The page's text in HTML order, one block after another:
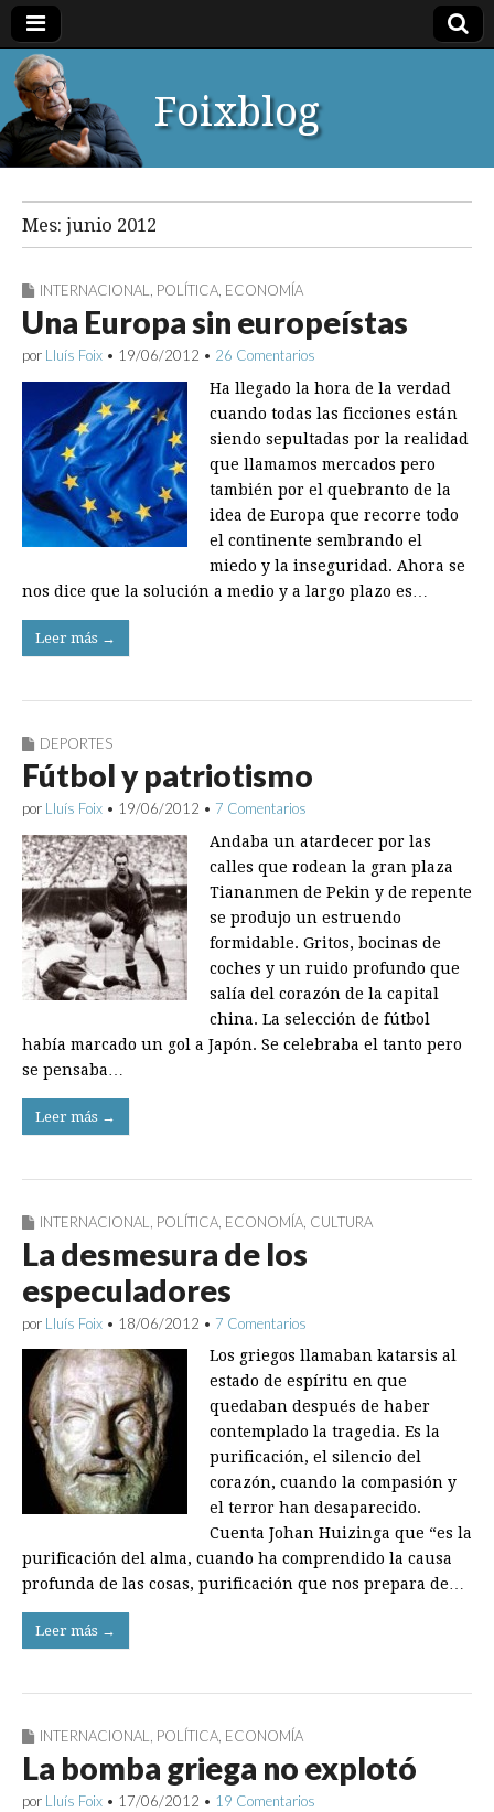
Foixblog
Mes: junio 2012
INTERNACIONAL POLÍTICA ECONOMÍA
Una Europa sin europeístas
por Lluís Foix • 19/06/2012 • 26 Comentarios
Ha llegado la hora de la verdad
cuando todas las ficciones están
siendo sepultadas por la realidad
que llamamos mercados pero
también por el quebranto de la
idea de Europa que recorre todo
el continente sembrando el
miedo y la inseguridad. Ahora se
nos dice que la solución a medio y a largo plazo es…
Leer más →
DEPORTES
Fútbol y patriotismo
por Lluís Foix • 19/06/2012 • 7 Comentarios
Andaba un atardecer por las
calles que rodean la gran plaza
Tiananmen de Pekin y de repente
se produjo un estruendo
formidable. Gritos, bocinas de
coches y un ruido profundo que
salía del corazón de la capital
china. La selección de fútbol
había marcado un gol a Japón. Se celebraba el tanto pero
se pensaba…
Leer más →
INTERNACIONAL POLÍTICA ECONOMÍA CULTURA
La desmesura de los
especuladores
por Lluís Foix • 18/06/2012 • 7 Comentarios
Los griegos llamaban katarsis al
estado de espíritu en que
quedaban después de haber
contemplado la tragedia. Es la
purificación, el silencio del
corazón, cuando la compasión y
el terror han desaparecido.
Cuenta Johan Huizinga que “es la
purificación del alma, cuando ha comprendido la causa
profunda de las cosas, purificación que nos prepara de…
Leer más →
INTERNACIONAL, POLÍTICA, ECONOMÍA
La bomba griega no explotó
por Lluís Foix • 17/06/2012 • 19 Comentarios